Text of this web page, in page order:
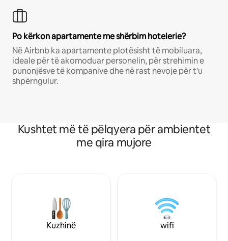
Po kërkon apartamente me shërbim hotelerie?
Në Airbnb ka apartamente plotësisht të mobiluara,
ideale për të akomoduar personelin, për strehimin e
punonjësve të kompanive dhe në rast nevoje për t'u
shpërngulur.
Kushtet më të pëlqyera për ambientet
me qira mujore
Kuzhinë wifi